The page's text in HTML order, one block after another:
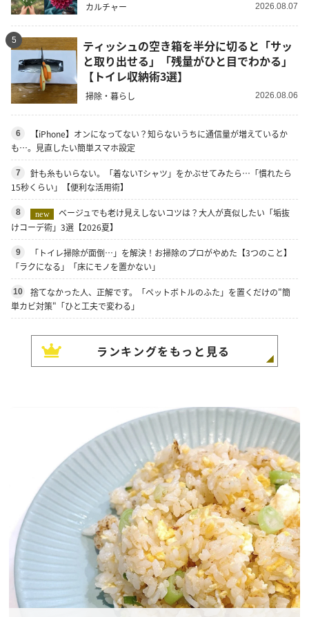
カルチャー 2026.08.07
5
ティッシュの空き箱を半分に切ると「サッ
と取り出せる」「残量がひと目でわかる」
【トイレ収納術3選】
掃除・暮らし 2026.08.06
6
【iPhone】オンになってない？知らないうちに通信量が増えているか
も…。見直したい簡単スマホ設定
7
針も糸もいらない。「着ないTシャツ」をかぶせてみたら…「慣れたら
15秒くらい」【便利な活用術】
8 new
ベージュでも老け見えしないコツは？大人が真似したい「垢抜
けコーデ術」3選【2026夏】
9
「トイレ掃除が面倒…」を解決！お掃除のプロがやめた【3つのこと】
「ラクになる」「床にモノを置かない」
10
捨てなかった人、正解です。「ペットボトルのふた」を置くだけの"簡
単カビ対策"「ひと工夫で変わる」
ランキングをもっと見る